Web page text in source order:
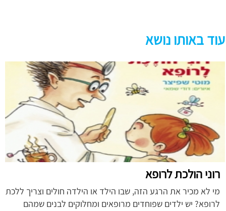
עוד באותו נושא
רוני הולכת לרופא
מי לא מכיר את הרגע הזה, שבו הילד או הילדה חולים וצריך ללכת
לרופא? יש ילדים שפוחדים מרופאים ומחלוקים לבנים שמהם